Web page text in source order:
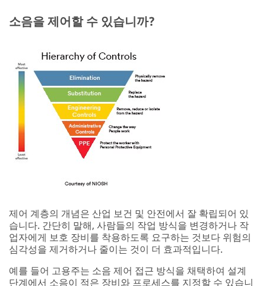
업자에게 보호 장비를 착용하도록 요구하는 것보다 위험의
심각성을 제거하거나 줄이는 것이 더 효과적입니다.
예를 들어 고용주는 소음 제어 접근 방식을 채택하여 설계
단계에서 소음이 적은 장비와 프로세스를 지정할 수 있습니
다. 그러나 소음을 제거할 수 없는 경우 ,솔루션을 설계하거
나 소음 노출을 제한하는 행정 정책을 적용하여 소음으로 인
한 청력 상실의 위험을 낮추는 방법이 있습니다.
엔지니어링 제어에는 어떤 방식으로든 장비, 프로세스 또는
환경을 수정하여 생성되거나 작업자에게 전달되는 소리 에
너지를 줄이는 것이 포함됩니다. 종종 가장 효과적인 접근
방식은 소음 제어 조사 결과를 기반으로 소음의 원인을 식별
관리 제어는 근로자가 소음이 많은 지역에서 보내는 시간을
니어링 제어가 실행 가능하지 않거나 비용 효율적이지 않은
경우에는 종종 이러한 정책이 필요합니다.
핵심 사항